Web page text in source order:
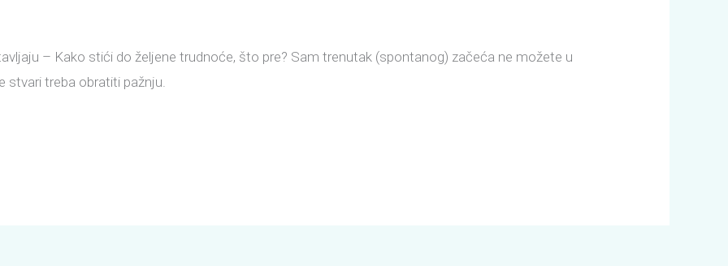
– Kako stići do željene trudnoće, što pre? Sam trenutak (spontanog) začeća ne možete u
stvari treba obratiti pažnju.